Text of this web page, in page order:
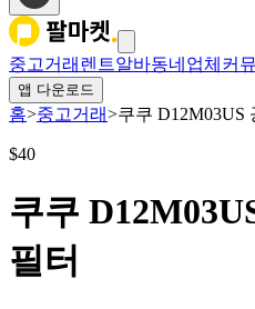
중고거래 렌트알바동네업체 커
앱 다운로드
홈>중고거래>쿠쿠 D12M03US
$40
쿠쿠
필터